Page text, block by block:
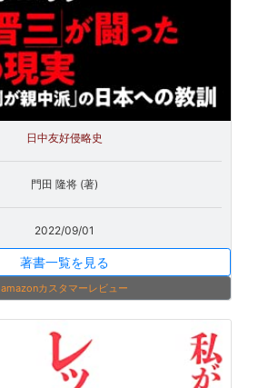
日中友好侵略史
門田 隆将 (著)
2022/09/01
著書一覧を見る
amazonカスタマーレビュー